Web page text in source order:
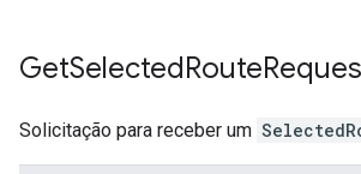
GetSelectedRoute
Solicitação para receber um